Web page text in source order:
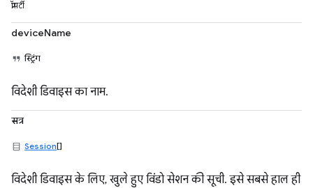
प्रॉपर्टी
deviceName
स्ट्रिंग
विदेशी डिवाइस का नाम.
सत्र
Session[]
विदेशी डिवाइस के लिए, खुले हुए विंडो सेशन की सूची. इसे सबसे हाल ही